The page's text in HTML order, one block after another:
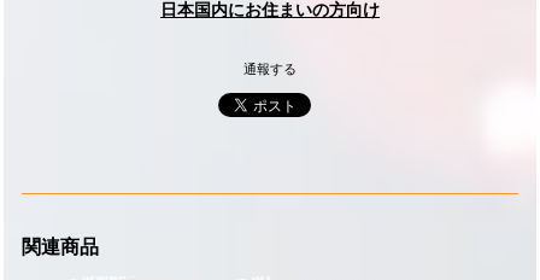
日本国内にお住まいの方向け
通報する
関連商品